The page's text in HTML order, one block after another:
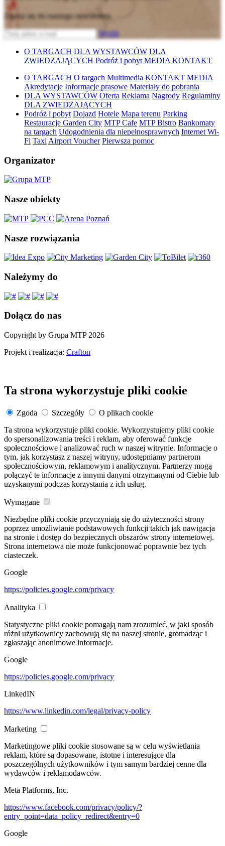
Zapisz się do naszego newslettera
Wyślij
O TARGACH DLA WYSTAWCÓW DLA
ZWIEDZAJĄCYCH Podróż i pobyt MEDIA KONTAKT
O TARGACH O targach Multimedia KONTAKT MEDIA
Akredytacje Informacje prasowe Materiały do pobrania
DLA WYSTAWCÓW Oferta Reklama Nagrody Regulaminy
DLA ZWIEDZAJĄCYCH
Podróż i pobyt Dojazd Hotele Mapa terenu Parking
Restauracje Garden City MTP Cafe MTP Bistro Bankomaty
na targach Udogodnienia dla niepełnosprawnych Internet Wi-
Fi Taxi Airport Voucher Pierwsza pomoc
Organizator
Nasze obiekty
Nasze rozwiązania
Należymy do
Dołącz do nas
Copyright by Grupa MTP 2026
Projekt i realizacja: Crafton
Ta strona wykorzystuje pliki cookie
Zgoda Szczegóły
O plikach cookie
Ta strona wykorzystuje pliki cookie. Wykorzystujemy pliki cookie
do spersonalizowania treści i reklam, aby oferować funkcje
społecznościowe i analizować ruch w naszej witrynie. Informacje o
tym, jak korzystasz z naszej witryny, udostępniamy partnerom
społecznościowym, reklamowym i analitycznym. Partnerzy mogą
połączyć te informacje z innymi danymi otrzymanymi od Ciebie lub
uzyskanymi podczas korzystania z ich usług.
Wymagane
Niezbędne pliki cookie przyczyniają się do użyteczności strony
poprzez umożliwianie podstawowych funkcji takich jak nawigacja
na stronie i dostęp do bezpiecznych obszarów strony internetowej.
Strona internetowa nie może funkcjonować poprawnie bez tych
ciasteczek.
Google
https://policies.google.com/privacy
Analityka
Statystyczne pliki cookie pomagają nam zrozumieć, w jaki sposób
różni użytkownicy zachowują się na naszej stronie, gromadząc i
zgłaszając anonimowe informacje.
Google
https://policies.google.com/privacy
LinkedIN
https://www.linkedin.com/legal/privacy-policy
Marketing
Marketingowe pliki cookie stosowane są w celu wyświetlania
reklam, które są dopasowane, istotne i interesujące dla
poszczególnych użytkowników i tym samym bardziej cenne dla
wydawców i reklamodawców.
Meta Platforms, Inc.
https://www.facebook.com/privacy/policy/?
entry_point=data_policy_redirect&entry=0
Google